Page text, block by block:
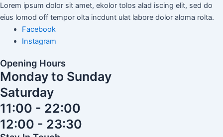
Lorem ipsum dolor sit amet, ekolor tolos alad iscing elit, sed do
eius lomod off tempor olta incdunt ulat labore dolor aloma rolta.
Facebook
Instagram
Opening Hours
Monday to Sunday
Saturday
11:00 - 22:00
12:00 - 23:30